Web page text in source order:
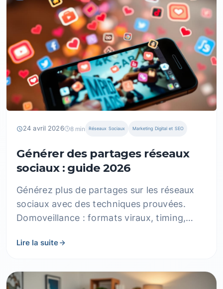
24 avril 2026 8 min Réseaux Sociaux Marketing Digital et SEO
Générer des partages réseaux
sociaux : guide 2026
Générez plus de partages sur les réseaux
sociaux avec des techniques prouvées.
Domoveillance : formats viraux, timing,
Lire la suite